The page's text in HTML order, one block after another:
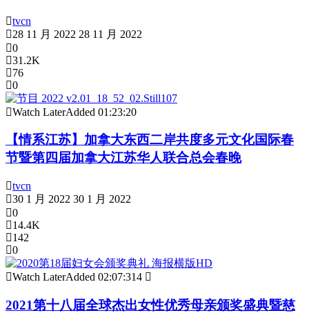
tvcn
28 11 月 2022 28 11 月 2022
0
31.2K
76
0
Watch LaterAdded 01:23:20
【情系江苏】加拿大东西二岸共度多元文化国际春
节暨第四届加拿大江苏华人联合总会春晚
tvcn
30 1 月 2022 30 1 月 2022
0
14.4K
142
0
Watch LaterAdded 02:07:314
2021第十八届全球杰出女性优秀母亲颁奖盛典暨慈